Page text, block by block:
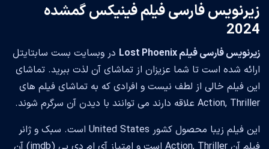
زیرنویس فارسی فیلم فینیکس گمشده
2024
زیرنویس فارسی فیلم Lost Phoenix
در وبسایت بست سابتایتل
ارائه شده است تا شما عزیزان از تماشای آن لذت ببرید. تماشای
این فیلم خالی از لطف نیست و افرادی که به تماشای فیلم های
Action, Thriller علاقه دارند می توانند با دیدن آن سرگرم شوند.
این فیلم زیبا محصول کشور United States است. سبک و ژانر